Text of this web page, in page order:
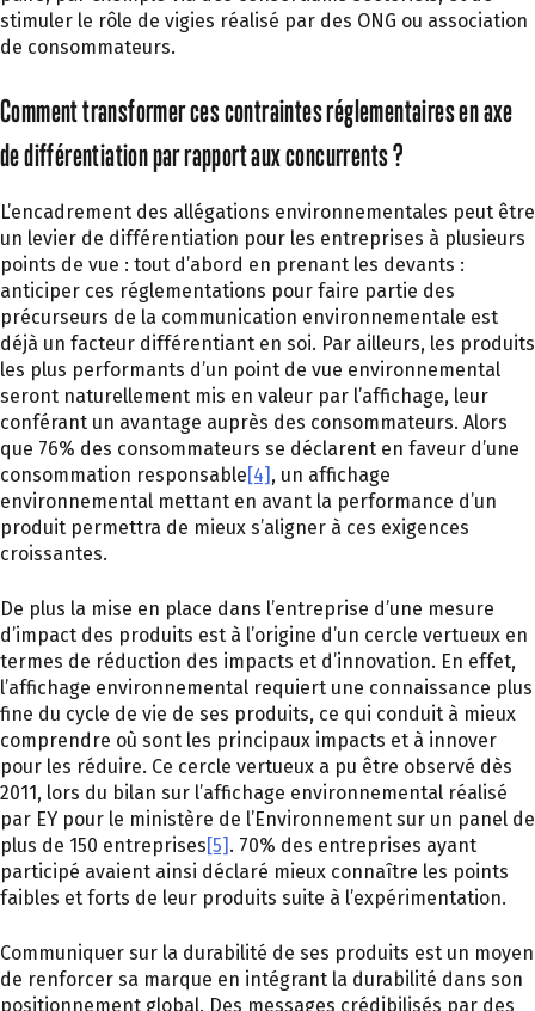
stimuler le rôle de vigies réalisé par des ONG ou association
de consommateurs.
Comment transformer ces contraintes réglementaires en axe
de différentiation par rapport aux concurrents ?
L’encadrement des allégations environnementales peut être
un levier de différentiation pour les entreprises à plusieurs
points de vue : tout d’abord en prenant les devants :
anticiper ces réglementations pour faire partie des
précurseurs de la communication environnementale est
déjà un facteur différentiant en soi. Par ailleurs, les produits
les plus performants d’un point de vue environnemental
seront naturellement mis en valeur par l’affichage, leur
conférant un avantage auprès des consommateurs. Alors
que 76% des consommateurs se déclarent en faveur d’une
consommation responsable [4] , un affichage
environnemental mettant en avant la performance d’un
produit permettra de mieux s’aligner à ces exigences
croissantes.
De plus la mise en place dans l’entreprise d’une mesure
d’impact des produits est à l’origine d’un cercle vertueux en
termes de réduction des impacts et d’innovation. En effet,
l’affichage environnemental requiert une connaissance plus
fine du cycle de vie de ses produits, ce qui conduit à mieux
comprendre où sont les principaux impacts et à innover
pour les réduire. Ce cercle vertueux a pu être observé dès
2011, lors du bilan sur l’affichage environnemental réalisé
par EY pour le ministère de l’Environnement sur un panel de
plus de 150 entreprises [5] . 70% des entreprises ayant
participé avaient ainsi déclaré mieux connaître les points
faibles et forts de leur produits suite à l’expérimentation.
Communiquer sur la durabilité de ses produits est un moyen
de renforcer sa marque en intégrant la durabilité dans son
positionnement global. Des messages crédibilisés par des